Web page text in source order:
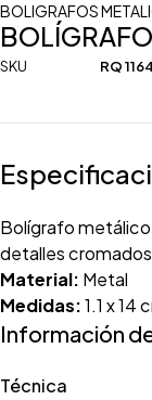
BOLIGRAFOS
SKU RQ
Bolígrafo
detalles
Material: Metal
Medidas:1.1 x 14
Información
Técnica